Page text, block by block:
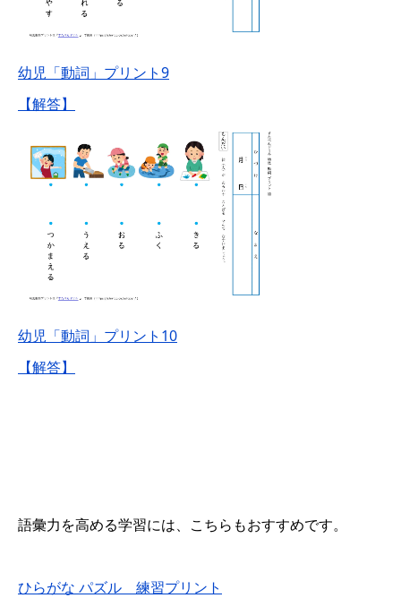
幼児「動詞」プリント9
【解答】
幼児「動詞」プリント10
【解答】
語彙力を高める学習には、こちらもおすすめです。
ひらがな パズル 練習プリント